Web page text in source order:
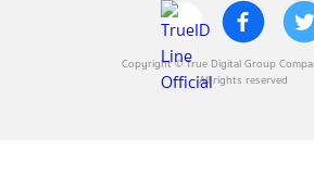
Copyright © True Digital Group
All rights reserved